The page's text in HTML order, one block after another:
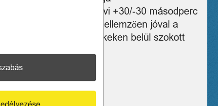
Maximális eltérés havi +30/-30 másodperc
*a valódi pontosság jellemzően jóval a
megadott szélsőértékeken belül szokott
lenni
Elem típusa
Típus
Digitális